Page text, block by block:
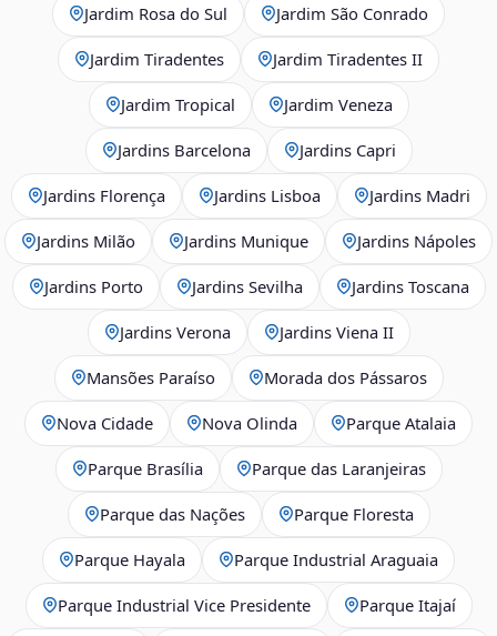
Jardim Rosa do Sul Jardim São Conrado
Jardim Tiradentes Jardim Tiradentes II
Jardim Tropical Jardim Veneza
Jardins Barcelona Jardins Capri
Jardins Florença Jardins Lisboa Jardins Madri
Jardins Milão Jardins Munique Jardins Nápoles
Jardins Porto Jardins Sevilha Jardins Toscana
Jardins Verona Jardins Viena II
Mansões Paraíso Morada dos Pássaros
Nova Cidade Nova Olinda Parque Atalaia
Parque Brasília Parque das Laranjeiras
Parque das Nações Parque Floresta
Parque Hayala Parque Industrial Araguaia
Parque Industrial Vice Presidente Parque Itajaí